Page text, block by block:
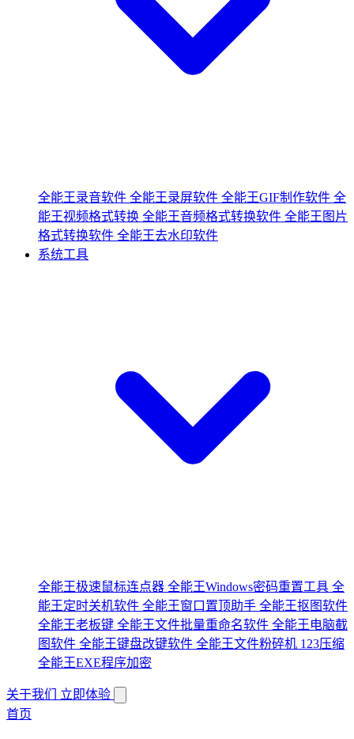
全能王录音软件 全能王录屏软件 全能王GIF制作软件 全
能王视频格式转换 全能王音频格式转换软件 全能王图片
格式转换软件 全能王去水印软件
系统工具
全能王极速鼠标连点器 全能王Windows密码重置工具 全
能王定时关机软件 全能王窗口置顶助手 全能王抠图软件
全能王老板键 全能王文件批量重命名软件 全能王电脑截
图软件 全能王键盘改键软件 全能王文件粉碎机 123压缩
全能王EXE程序加密
关于我们 立即体验
首页